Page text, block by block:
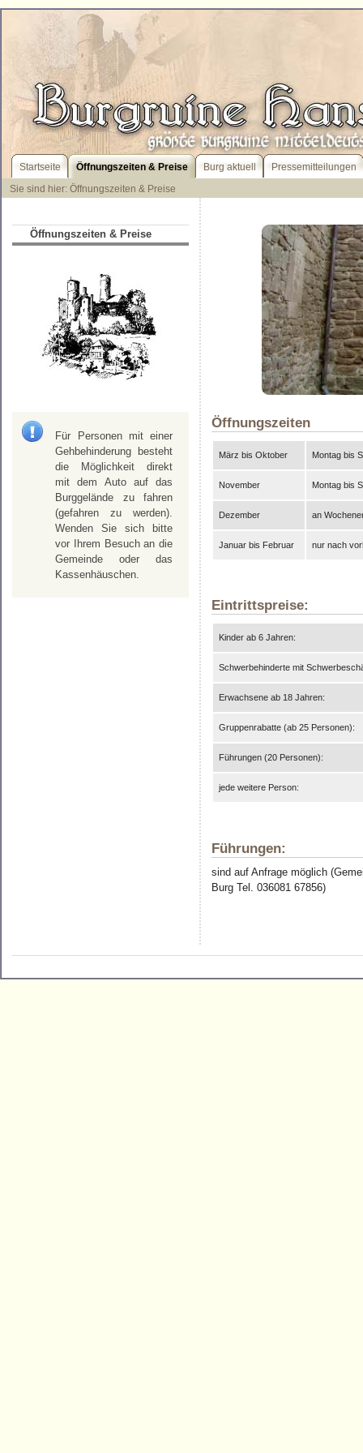
Startseite Öffnungszeiten & Preise Burg aktuell
Pressemitteilungen
Sie sind hier: Öffnungszeiten & Preise
Öffnungszeiten & Preise
Für Personen mit einer
Gehbehinderung besteht
die Möglichkeit direkt
mit dem Auto auf das
Burggelände zu fahren
(gefahren zu werden).
Wenden Sie sich bitte
vor Ihrem Besuch an die
Gemeinde oder das
Kassenhäuschen.
Öffnungszeiten
März bis Oktober Montag bis
November Montag bis
Dezember an
Januar bis Februar nur nach
Eintrittspreise:
Kinder ab 6 Jahren:
Schwerbehinderte mit
Erwachsene ab 18 Jahren:
Gruppenrabatte (ab 25 Personen):
Führungen (20 Personen):
jede weitere Person:
Führungen:
sind auf Anfrage möglich
Burg Tel. 036081 67856)